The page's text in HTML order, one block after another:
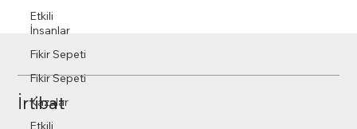
Etkili
İnsanlar
Fikir Sepeti
Fikir Sepeti
Kazalar
Etkili
İrtibat